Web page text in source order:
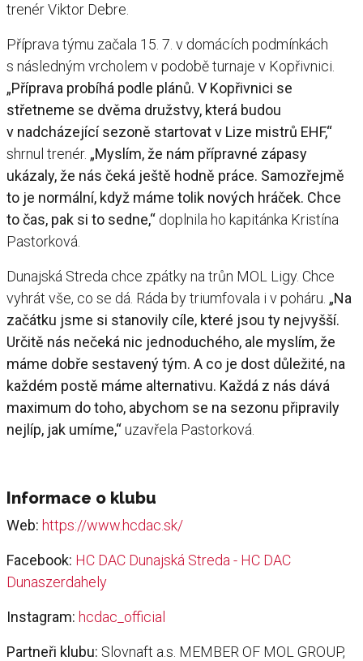
trenér Viktor Debre.
Příprava týmu začala 15. 7. v domácích podmínkách
s následným vrcholem v podobě turnaje v Kopřivnici.
„Příprava probíhá podle plánů. V Kopřivnici se
střetneme se dvěma družstvy, která budou
v nadcházející sezoně startovat v Lize mistrů EHF,“
shrnul trenér. „Myslím, že nám přípravné zápasy
ukázaly, že nás čeká ještě hodně práce. Samozřejmě
to je normální, když máme tolik nových hráček. Chce
to čas, pak si to sedne,“ doplnila ho kapitánka Kristína
Pastorková.
Dunajská Streda chce zpátky na trůn MOL Ligy. Chce
vyhrát vše, co se dá. Ráda by triumfovala i v poháru. „Na
začátku jsme si stanovily cíle, které jsou ty nejvyšší.
Určitě nás nečeká nic jednoduchého, ale myslím, že
máme dobře sestavený tým. A co je dost důležité, na
každém postě máme alternativu. Každá z nás dává
maximum do toho, abychom se na sezonu připravily
nejlíp, jak umíme,“uzavřela Pastorková.
Informace o klubu
Web: https://www.hcdac.sk/
Facebook: HC DAC Dunajská Streda - HC DAC
Dunaszerdahely
Instagram: hcdac_official
Partneři klubu: Slovnaft a.s. MEMBER OF MOL GROUP,